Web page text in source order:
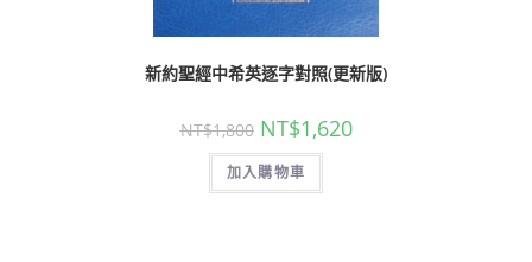
新約聖經中希英逐字對照(更新版)
NT$1,800 NT$1,620
加入購物車